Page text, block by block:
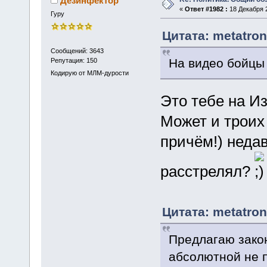
Гуру
Сообщений: 3643
Репутация: 150
Кодирую от МЛМ-дурости
« Ответ #1982 : 18 Декабря
Цитата:
На видео
Это тебе на
Может и
причём!)
расстрелял?
Цитата:
Предлагаю
абсолютной не